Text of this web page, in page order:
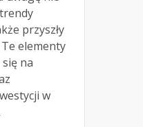
przyszły
elementy
się na
w